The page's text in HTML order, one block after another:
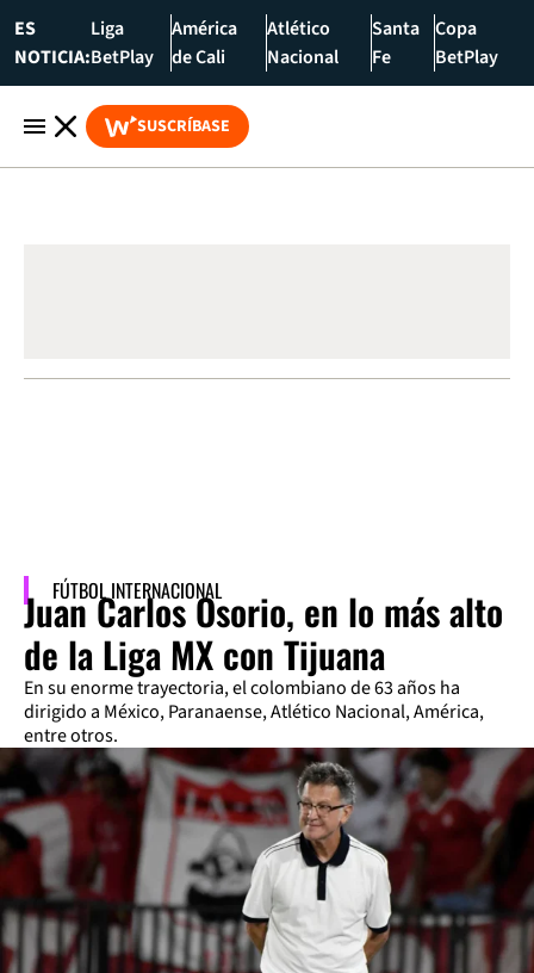
ES
NOTICIA:
Liga
BetPlay
América
de Cali
Atlético
Nacional
Santa
Fe
Copa
BetPlay
SUSCRÍBASE
FÚTBOL INTERNACIONAL
Juan Carlos Osorio, en lo más alto
de la Liga MX con Tijuana
En su enorme trayectoria, el colombiano de 63 años ha
dirigido a México, Paranaense, Atlético Nacional, América,
entre otros.